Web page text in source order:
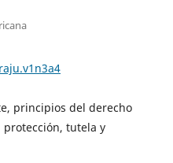
principios del derecho
tutela y